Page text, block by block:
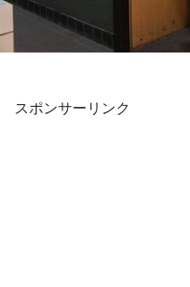
スポンサーリンク